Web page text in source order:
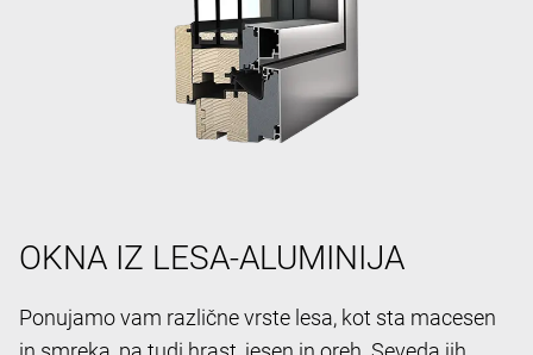
OKNA IZ LESA-ALUMINIJA
Ponujamo vam različne vrste lesa, kot sta macesen